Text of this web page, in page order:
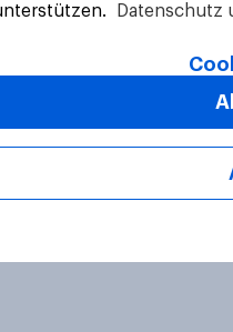
Datenschutz